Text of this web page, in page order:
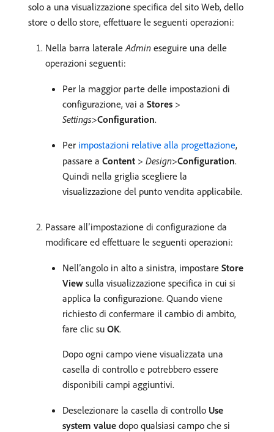
solo a una visualizzazione specifica del sito Web, dello
store o dello store, effettuare le seguenti operazioni:
Nella barra lateraleAdmin eseguire una delle
operazioni seguenti:
Per la maggior parte delle impostazioni di
configurazione, vai a Stores >
Settings>Configuration.
Per impostazioni relative alla progettazione,
passare a Content > Design>Configuration.
Quindi nella griglia scegliere la
visualizzazione del punto vendita applicabile.
Passare all’impostazione di configurazione da
modificare ed effettuare le seguenti operazioni:
Nell’angolo in alto a sinistra, impostare Store
View sulla visualizzazione specifica in cui si
applica la configurazione. Quando viene
richiesto di confermare il cambio di ambito,
fare clic su OK.
Dopo ogni campo viene visualizzata una
casella di controllo e potrebbero essere
disponibili campi aggiuntivi.
Deselezionare la casella di controllo Use
system value dopo qualsiasi campo che si